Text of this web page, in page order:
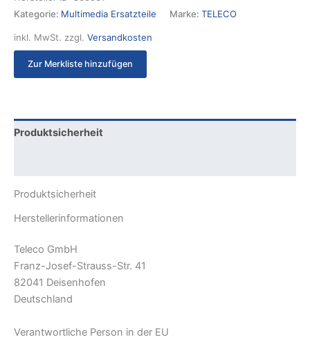
Kategorie: Multimedia Ersatzteile Marke: TELECO
inkl. MwSt. zzgl. Versandkosten
Zur Merkliste hinzufügen
Produktsicherheit
Produktsicherheit
Herstellerinformationen
Teleco GmbH
Franz-Josef-Strauss-Str. 41
82041 Deisenhofen
Deutschland
Verantwortliche Person in der EU